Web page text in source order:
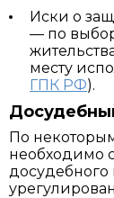
Иски о
— по
месту
ГПК РФ).
По
необходимо
досудебного